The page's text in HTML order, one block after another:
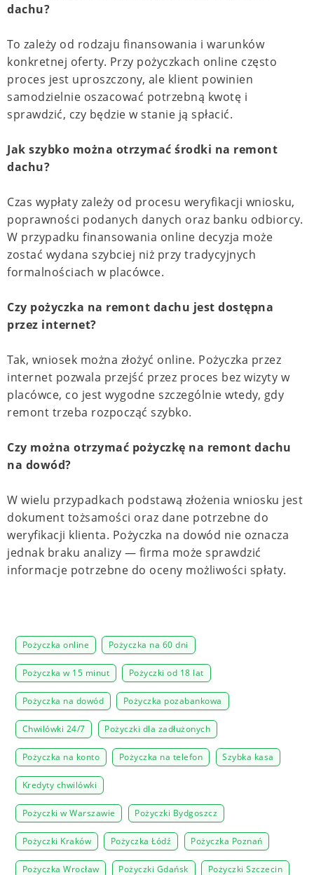
dachu?
To zależy od rodzaju finansowania i warunków
konkretnej oferty. Przy pożyczkach online często
proces jest uproszczony, ale klient powinien
samodzielnie oszacować potrzebną kwotę i
sprawdzić, czy będzie w stanie ją spłacić.
Jak szybko można otrzymać środki na remont
dachu?
Czas wypłaty zależy od procesu weryfikacji wniosku,
poprawności podanych danych oraz banku odbiorcy.
W przypadku finansowania online decyzja może
zostać wydana szybciej niż przy tradycyjnych
formalnościach w placówce.
Czy pożyczka na remont dachu jest dostępna
przez internet?
Tak, wniosek można złożyć online. Pożyczka przez
internet pozwala przejść przez proces bez wizyty w
placówce, co jest wygodne szczególnie wtedy, gdy
remont trzeba rozpocząć szybko.
Czy można otrzymać pożyczkę na remont dachu
na dowód?
W wielu przypadkach podstawą złożenia wniosku jest
dokument tożsamości oraz dane potrzebne do
weryfikacji klienta. Pożyczka na dowód nie oznacza
jednak braku analizy — firma może sprawdzić
informacje potrzebne do oceny możliwości spłaty.
Pożyczka online Pożyczka na 60 dni
Pożyczka w 15 minut Pożyczki od 18 lat
Pożyczka na dowód Pożyczka pozabankowa
Chwilówki 24/7 Pożyczki dla zadłużonych
Pożyczka na konto Pożyczka na telefon Szybka kasa
Kredyty chwilówki
Pożyczki w Warszawie Pożyczki Bydgoszcz
Pożyczki Kraków Pożyczka Łódź Pożyczka Poznań
Pożyczka Wrocław Pożyczki Gdańsk Pożyczki Szczecin